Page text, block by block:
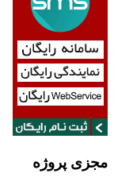
مجزی پروژه